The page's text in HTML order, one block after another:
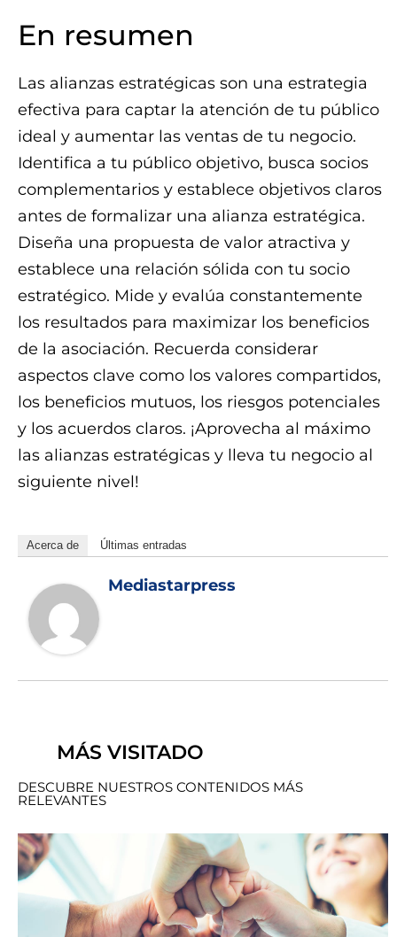
En resumen
Las alianzas estratégicas son una estrategia
efectiva para captar la atención de tu público
ideal y aumentar las ventas de tu negocio.
Identifica a tu público objetivo, busca socios
complementarios y establece objetivos claros
antes de formalizar una alianza estratégica.
Diseña una propuesta de valor atractiva y
establece una relación sólida con tu socio
estratégico. Mide y evalúa constantemente
los resultados para maximizar los beneficios
de la asociación. Recuerda considerar
aspectos clave como los valores compartidos,
los beneficios mutuos, los riesgos potenciales
y los acuerdos claros. ¡Aprovecha al máximo
las alianzas estratégicas y lleva tu negocio al
siguiente nivel!
Acerca de Últimas entradas
Mediastarpress
MÁS VISITADO
DESCUBRE NUESTROS CONTENIDOS MÁS
RELEVANTES